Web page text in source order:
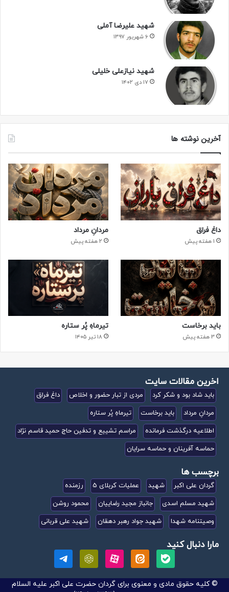
شهید علیرضا آملی
۶ شهریور ۱۳۹۷
شهید نیازعلی خلیلی
۱۷ دی ۱۴۰۲
آخرین نوشته ها
داغ فراق
1 هفته پیش
مردانِ مرداد
2 هفته پیش
باید برخاست
3 هفته پیش
تیرماهِ پُر ستاره
۱۸ تیر ۱۴۰۵
اخرین مقالات سایت
باید شاد بود و شکر کرد مردی از تبار حضور و اخلاص
داغ فراق
مردانِ مرداد
باید برخاست
تیرماهِ پُر ستاره
اطلاعیه درگذشت فرمانده
مراسم تشییع و تدفین حاج حمید قاسم نژاد
حماسه آفرینان و حماسه سرایان
برچسب ها
گردان علی اکبر شهید عملیات کربلای 5
رزمنده
شهید مسلم اسدی
جانباز مجید رضاییان
محمود روشن
وصیتنامه شهدا
شهید جواد رهبر دهقان شهید علی قربانی
مارا دنبال کنید
© کلیه حقوق مادی و معنوی برای گردان حضرت علی اکبر علیه السلام